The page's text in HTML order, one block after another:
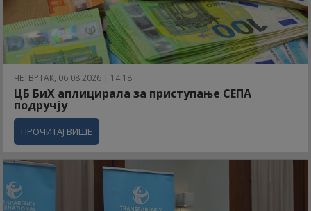
ЧЕТВРТАК, 06.08.2026 | 14:18
ЦБ БиХ аплицирала за приступање СЕПА
подручју
ПРОЧИТАЈ ВИШЕ